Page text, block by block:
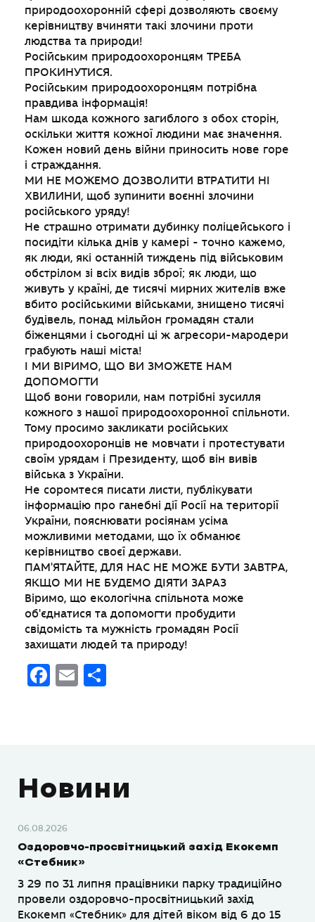
природоохоронній сфері дозволяють своєму
керівництву вчиняти такі злочини проти
людства та природи!
Російським природоохоронцям ТРЕБА
ПРОКИНУТИСЯ.
Російським природоохоронцям потрібна
правдива інформація!
Нам шкода кожного загиблого з обох сторін,
оскільки життя кожної людини має значення.
Кожен новий день війни приносить нове горе
і страждання.
МИ НЕ МОЖЕМО ДОЗВОЛИТИ ВТРАТИТИ НІ
ХВИЛИНИ, щоб зупинити воєнні злочини
російського уряду!
Не страшно отримати дубинку поліцейського і
посидіти кілька днів у камері - точно кажемо,
як люди, які останній тиждень під військовим
обстрілом зі всіх видів зброї; як люди, що
живуть у країні, де тисячі мирних жителів вже
вбито російськими військами, знищено тисячі
будівель, понад мільйон громадян стали
біженцями і сьогодні ці ж агресори-мародери
грабують наші міста!
І МИ ВІРИМО, ЩО ВИ ЗМОЖЕТЕ НАМ
ДОПОМОГТИ
Щоб вони говорили, нам потрібні зусилля
кожного з нашої природоохоронної спільноти.
Тому просимо закликати російських
природоохоронців не мовчати і протестувати
своїм урядам і Президенту, щоб він вивів
війська з України.
Не соромтеся писати листи, публікувати
інформацію про ганебні дії Росії на території
України, пояснювати росіянам усіма
можливими методами, що їх обманює
керівництво своєї держави.
ПАМ'ЯТАЙТЕ, ДЛЯ НАС НЕ МОЖЕ БУТИ ЗАВТРА,
ЯКЩО МИ НЕ БУДЕМО ДІЯТИ ЗАРАЗ
Віримо, що екологічна спільнота може
об'єднатися та допомогти пробудити
свідомість та мужність громадян Росії
захищати людей та природу!
Facebook
Email
Новини
06.08.2026
Оздоровчо-просвітницький захід Екокемп
«Стебник»
З 29 по 31 липня працівники парку традиційно
провели оздоровчо-просвітницький захід
Екокемп «Стебник» для дітей віком від 6 до 15